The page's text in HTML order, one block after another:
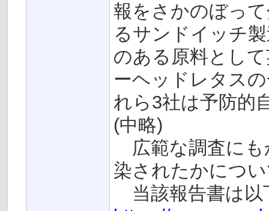
報をさかのぼっ
るサンドイッチ
のある原料とし
ーヘッドレタス
れら3社は予防的
(中略)
広範な調査にも
染されたかにつ
当該報告書は以